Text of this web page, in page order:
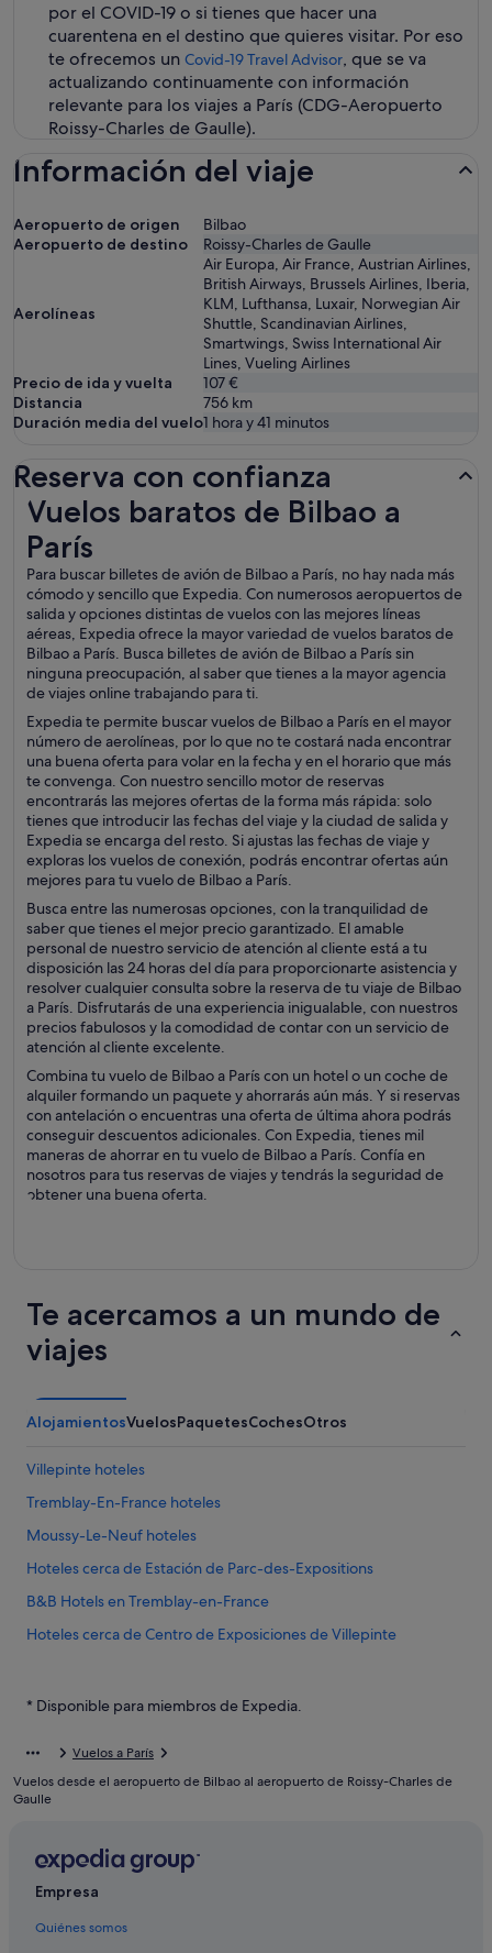
por el COVID-19 o si tienes que hacer una
cuarentena en el destino que quieres visitar. Por eso
te ofrecemos un Covid-19 Travel Advisor, que se va
actualizando continuamente con información
relevante para los viajes a París (CDG-Aeropuerto
Roissy-Charles de Gaulle).
Información del viaje
Aeropuerto de origen
Bilbao
Aeropuerto de destino
Roissy-Charles de Gaulle
Aerolíneas
Air Europa, Air France, Austrian Airlines,
British Airways, Brussels Airlines, Iberia,
KLM, Lufthansa, Luxair, Norwegian Air
Shuttle, Scandinavian Airlines,
Smartwings, Swiss International Air
Lines, Vueling Airlines
Precio de ida y vuelta
107 €
Distancia
756 km
Duración media del vuelo1 hora y 41 minutos
Reserva con confianza
Vuelos baratos de Bilbao a
París
Para buscar billetes de avión de Bilbao a París, no hay nada más
cómodo y sencillo que Expedia. Con numerosos aeropuertos de
salida y opciones distintas de vuelos con las mejores líneas
aéreas, Expedia ofrece la mayor variedad de vuelos baratos de
Bilbao a París. Busca billetes de avión de Bilbao a París sin
ninguna preocupación, al saber que tienes a la mayor agencia
de viajes online trabajando para ti.
Expedia te permite buscar vuelos de Bilbao a París en el mayor
número de aerolíneas, por lo que no te costará nada encontrar
una buena oferta para volar en la fecha y en el horario que más
te convenga. Con nuestro sencillo motor de reservas
encontrarás las mejores ofertas de la forma más rápida: solo
tienes que introducir las fechas del viaje y la ciudad de salida y
Expedia se encarga del resto. Si ajustas las fechas de viaje y
exploras los vuelos de conexión, podrás encontrar ofertas aún
mejores para tu vuelo de Bilbao a París.
Busca entre las numerosas opciones, con la tranquilidad de
saber que tienes el mejor precio garantizado. El amable
personal de nuestro servicio de atención al cliente está a tu
disposición las 24 horas del día para proporcionarte asistencia y
resolver cualquier consulta sobre la reserva de tu viaje de Bilbao
a París. Disfrutarás de una experiencia inigualable, con nuestros
precios fabulosos y la comodidad de contar con un servicio de
atención al cliente excelente.
Combina tu vuelo de Bilbao a París con un hotel o un coche de
alquiler formando un paquete y ahorrarás aún más. Y si reservas
con antelación o encuentras una oferta de última ahora podrás
conseguir descuentos adicionales. Con Expedia, tienes mil
maneras de ahorrar en tu vuelo de Bilbao a París. Confía en
nosotros para tus reservas de viajes y tendrás la seguridad de
obtener una buena oferta.
Vuelos baratos de Bilbao a París
Te acercamos a un mundo de
viajes
AlojamientosVuelosPaquetesCochesOtros
Villepinte hoteles
Tremblay-En-France hoteles
Moussy-Le-Neuf hoteles
Hoteles cerca de Estación de Parc-des-Expositions
B&B Hotels en Tremblay-en-France
Hoteles cerca de Centro de Exposiciones de Villepinte
Campings de caravanas en Roissy-en-France
Mitry-Mory hoteles
París hoteles
Hoteles cerca de Centro comercial Usines Centre Outlet
Le Mesnil-Amelot hoteles
Hoteles con bar en Roissy-en-France
* Disponible para miembros de Expedia.
Vuelos a París
Vuelos desde el aeropuerto de Bilbao al aeropuerto de Roissy-Charles de
Gaulle
Empresa
Quiénes somos